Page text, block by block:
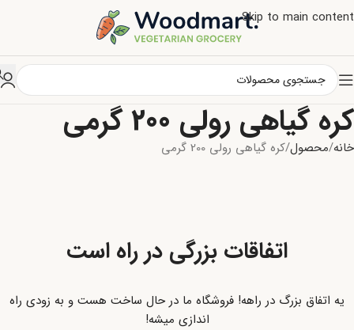
Skip to main content
کره گیاهی رولی 200 گرمی
خانه محصول کره گیاهی رولی 200 گرمی
اتفاقات بزرگی در راه است
یه اتفاق بزرگ در راهه! فروشگاه ما در حال ساخت هست و به زودی راه
اندازی میشه!